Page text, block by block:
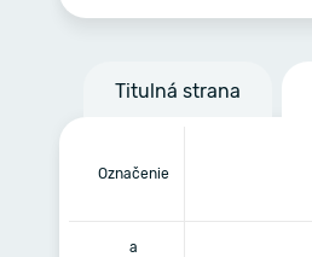
Titulná strana
Označenie
a